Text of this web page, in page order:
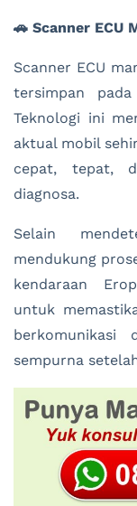
🚗 Scanner ECU
Scanner ECU
tersimpan
Teknologi ini
aktual mobil
cepat, tepat,
diagnosa.
Selain
mendukung
kendaraan
untuk
berkomunikasi
sempurna